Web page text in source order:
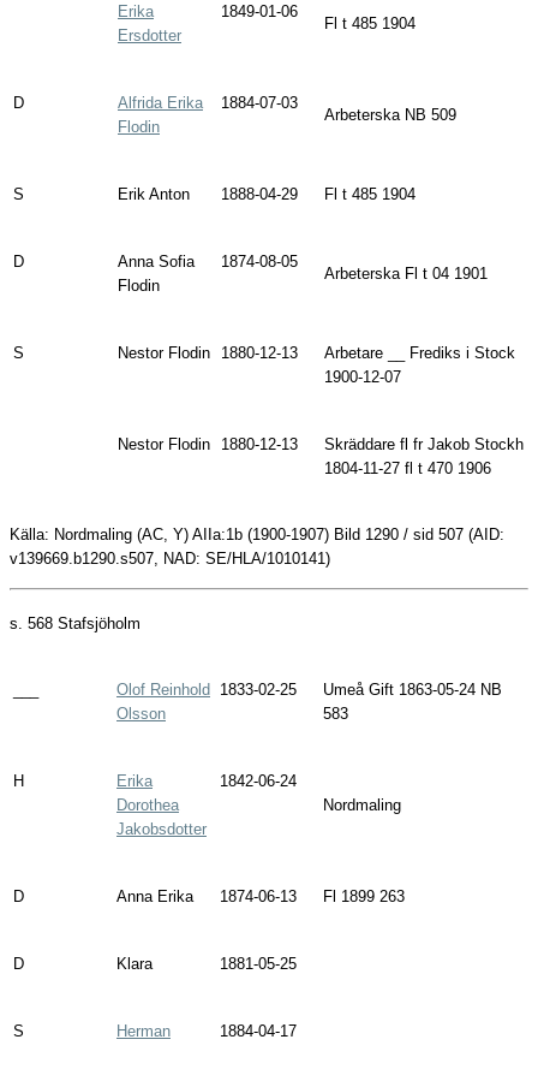
Erika
Ersdotter
1849-01-06
Fl t 485 1904
D
Alfrida Erika
Flodin
1884-07-03
Arbeterska NB 509
S Erik Anton 1888-04-29 Fl t 485 1904
D
Anna Sofia
Flodin
1874-08-05
Arbeterska Fl t 04 1901
S Nestor Flodin 1880-12-13
Arbetare __ Frediks i Stock
1900-12-07
Nestor Flodin 1880-12-13
Skräddare fl fr Jakob Stockh
1804-11-27 fl t 470 1906
Källa: Nordmaling (AC, Y) AIIa:1b (1900-1907) Bild 1290 / sid 507 (AID:
v139669.b1290.s507, NAD: SE/HLA/1010141)
s. 568 Stafsjöholm
Olof Reinhold
Olsson
1833-02-25
Umeå Gift 1863-05-24 NB
583
H
Erika
Dorothea
Jakobsdotter
1842-06-24
Nordmaling
D Anna Erika 1874-06-13 Fl 1899 263
D Klara 1881-05-25
S Herman 1884-04-17